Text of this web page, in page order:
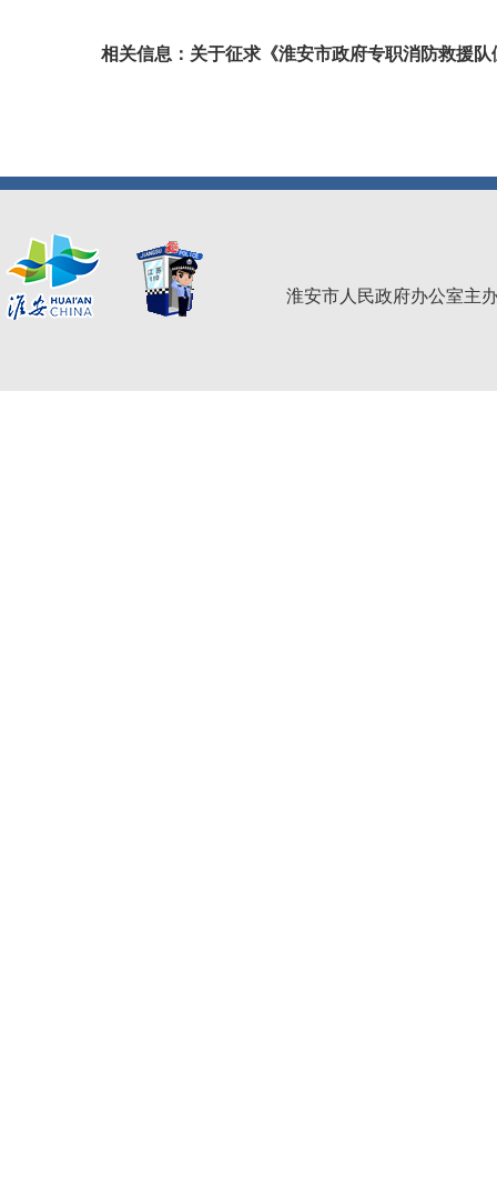
相关信息： 关于征求《淮安市政府专职消防救援
淮安市人民政府办公室主